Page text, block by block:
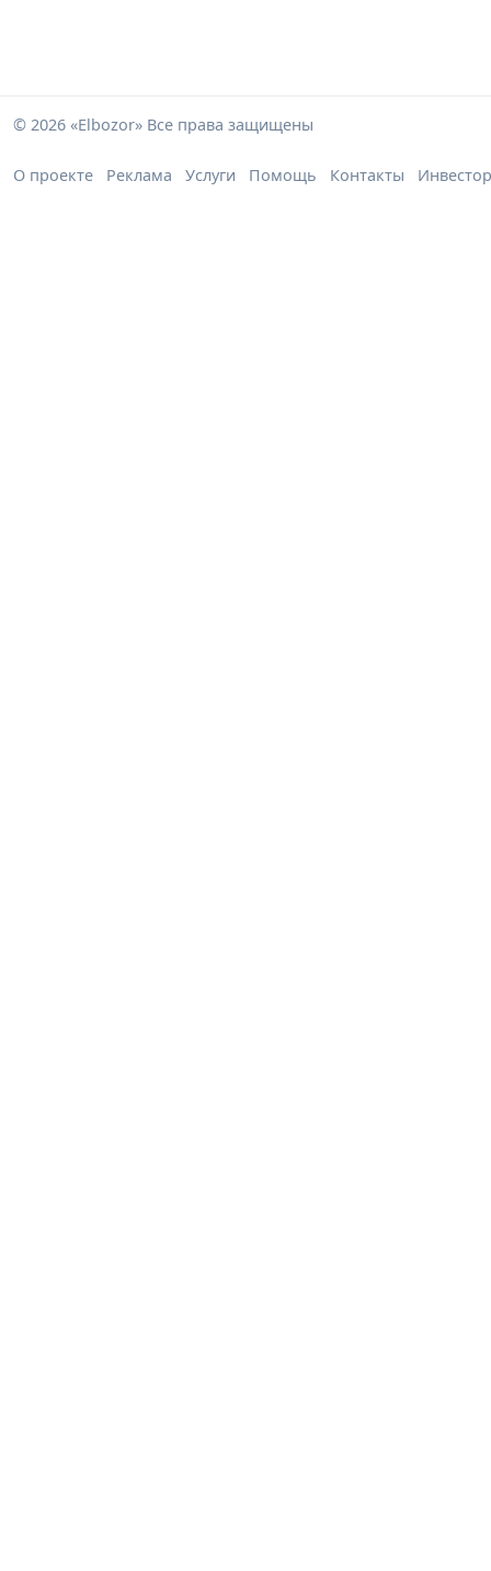
© 2026 «Elbozor» Все права защищены
О проекте Реклама Услуги Помощь Контакты